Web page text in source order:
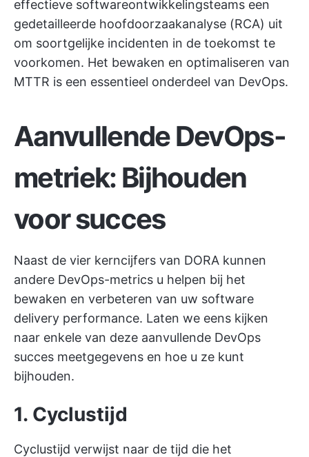
effectieve softwareontwikkelingsteams een
gedetailleerde hoofdoorzaakanalyse (RCA) uit
om soortgelijke incidenten in de toekomst te
voorkomen. Het bewaken en optimaliseren van
MTTR is een essentieel onderdeel van DevOps.
Aanvullende DevOps-
metriek: Bijhouden
voor succes
Naast de vier kerncijfers van DORA kunnen
andere DevOps-metrics u helpen bij het
bewaken en verbeteren van uw software
delivery performance. Laten we eens kijken
naar enkele van deze aanvullende DevOps
succes meetgegevens en hoe u ze kunt
bijhouden.
1. Cyclustijd
Cyclustijd verwijst naar de tijd die het